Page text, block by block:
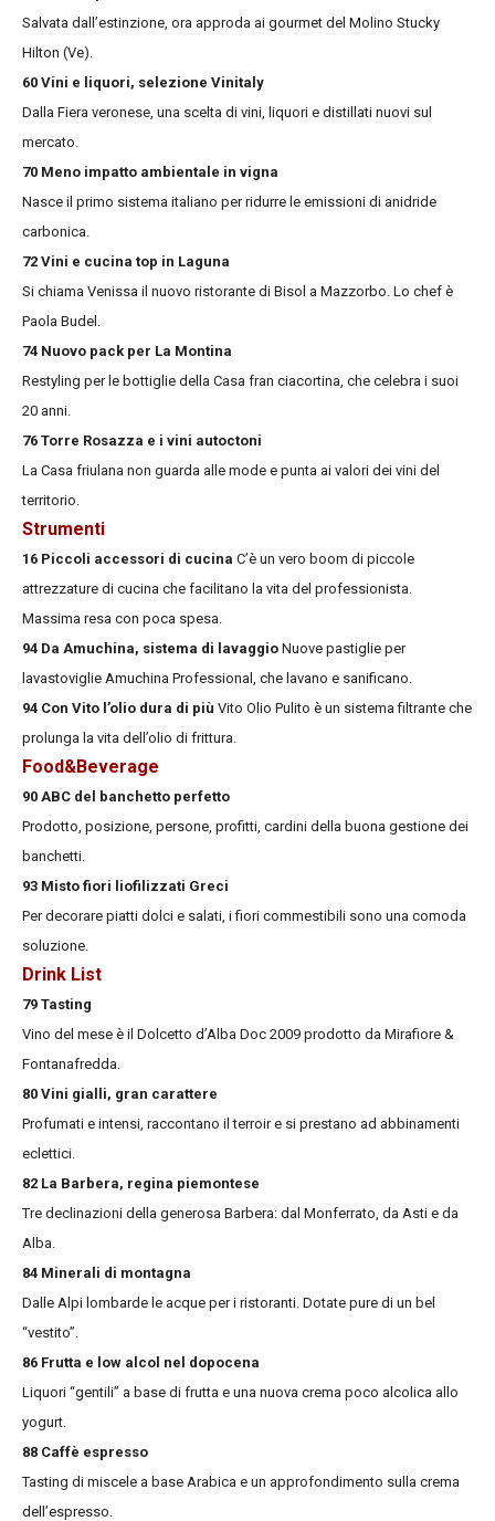
Salvata dall’estinzione, ora approda ai gourmet del Molino Stucky
Hilton (Ve).
60 Vini e liquori, selezione Vinitaly
Dalla Fiera veronese, una scelta di vini, liquori e distillati nuovi sul
mercato.
70 Meno impatto ambientale in vigna
Nasce il primo sistema italiano per ridurre le emissioni di anidride
carbonica.
72 Vini e cucina top in Laguna
Si chiama Venissa il nuovo ristorante di Bisol a Mazzorbo. Lo chef è
Paola Budel.
74 Nuovo pack per La Montina
Restyling per le bottiglie della Casa fran ciacortina, che celebra i suoi
20 anni.
76 Torre Rosazza e i vini autoctoni
La Casa friulana non guarda alle mode e punta ai valori dei vini del
territorio.
Strumenti
16 Piccoli accessori di cucina C’è un vero boom di piccole
attrezzature di cucina che facilitano la vita del professionista.
Massima resa con poca spesa.
94 Da Amuchina, sistema di lavaggio Nuove pastiglie per
lavastoviglie Amuchina Professional, che lavano e sanificano.
94 Con Vito l’olio dura di più Vito Olio Pulito è un sistema filtrante che
prolunga la vita dell’olio di frittura.
Food&Beverage
90 ABC del banchetto perfetto
Prodotto, posizione, persone, profitti, cardini della buona gestione dei
banchetti.
93 Misto fiori liofilizzati Greci
Per decorare piatti dolci e salati, i fiori commestibili sono una comoda
soluzione.
Drink List
79 Tasting
Vino del mese è il Dolcetto d’Alba Doc 2009 prodotto da Mirafiore &
Fontanafredda.
80 Vini gialli, gran carattere
Profumati e intensi, raccontano il terroir e si prestano ad abbinamenti
eclettici.
82 La Barbera, regina piemontese
Tre declinazioni della generosa Barbera: dal Monferrato, da Asti e da
Alba.
84 Minerali di montagna
Dalle Alpi lombarde le acque per i ristoranti. Dotate pure di un bel
“vestito”.
86 Frutta e low alcol nel dopocena
Liquori “gentili” a base di frutta e una nuova crema poco alcolica allo
yogurt.
88 Caffè espresso
Tasting di miscele a base Arabica e un approfondimento sulla crema
dell’espresso.